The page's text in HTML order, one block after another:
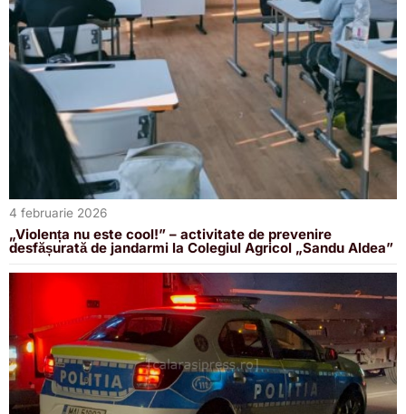
4 februarie 2026
„Violența nu este cool!” – activitate de prevenire
desfășurată de jandarmi la Colegiul Agricol „Sandu Aldea”